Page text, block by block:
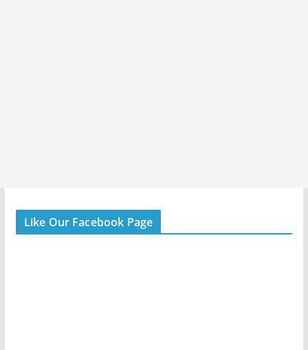
Like Our Facebook Page